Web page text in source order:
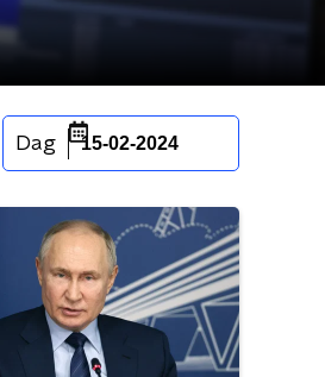
Dag 15-02-2024